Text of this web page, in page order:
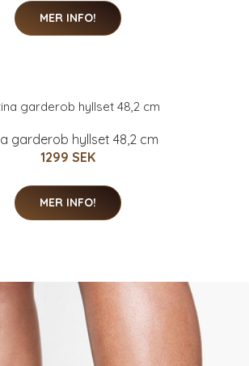
MER INFO!
garderob hyllset 48,2 cm
1299 SEK
MER INFO!